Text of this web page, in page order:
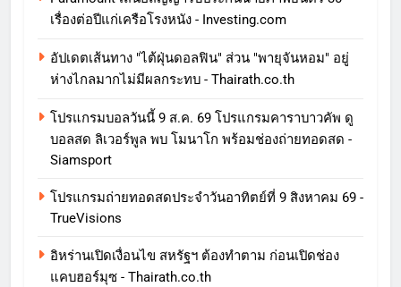
เรื่องต่อปีแก่เครือโรงหนัง - Investing.com
อัปเดตเส้นทาง "ไต้ฝุ่นดอลฟิน" ส่วน "พายุจันหอม" อยู่
ห่างไกลมากไม่มีผลกระทบ - Thairath.co.th
โปรแกรมบอลวันนี้ 9 ส.ค. 69 โปรแกรมคาราบาวคัพ ดู
บอลสด ลิเวอร์พูล พบ โมนาโก พร้อมช่องถ่ายทอดสด -
Siamsport
โปรแกรมถ่ายทอดสดประจำวันอาทิตย์ที่ 9 สิงหาคม 69 -
TrueVisions
อิหร่านเปิดเงื่อนไข สหรัฐฯ ต้องทำตาม ก่อนเปิดช่อง
แคบฮอร์มุซ - Thairath.co.th